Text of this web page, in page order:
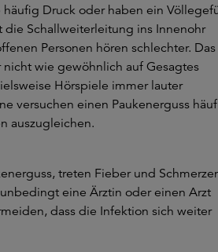
Druck oder haben ein
die Schallweiterleitung ins Innenohr
Personen hören schlechter. Das
wie gewöhnlich auf Gesagtes
Hörspiele immer lauter
versuchen einen Paukenerguss
auszugleichen.
treten Fieber und
eine Ärztin oder einen Arzt
dass die Infektion sich weiter